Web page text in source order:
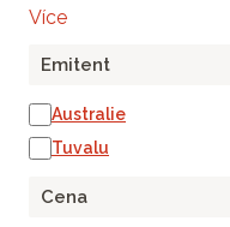
Více
Emitent
Australie
Tuvalu
Cena